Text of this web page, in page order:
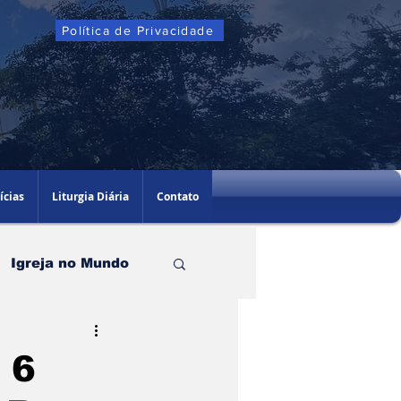
Política de Privacidade
Liturgia Diária Contato
Igreja no Mundo
6